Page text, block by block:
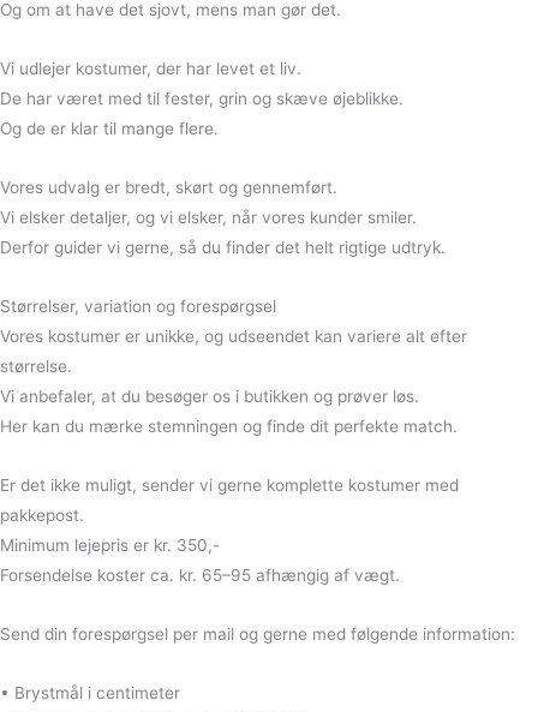
Og om at have det sjovt, mens man gør det.
Vi udlejer kostumer, der har levet et liv.
De har været med til fester, grin og skæve øjeblikke.
Og de er klar til mange flere.
Vores udvalg er bredt, skørt og gennemført.
Vi elsker detaljer, og vi elsker, når vores kunder smiler.
Derfor guider vi gerne, så du finder det helt rigtige udtryk.
Størrelser, variation og forespørgsel
Vores kostumer er unikke, og udseendet kan variere alt efter
størrelse.
Vi anbefaler, at du besøger os i butikken og prøver løs.
Her kan du mærke stemningen og finde dit perfekte match.
Er det ikke muligt, sender vi gerne komplette kostumer med
pakkepost.
Minimum lejepris er kr. 350,-
Forsendelse koster ca. kr. 65–95 afhængig af vægt.
Send din forespørgsel per mail og gerne med følgende information:
• Brystmål i centimeter